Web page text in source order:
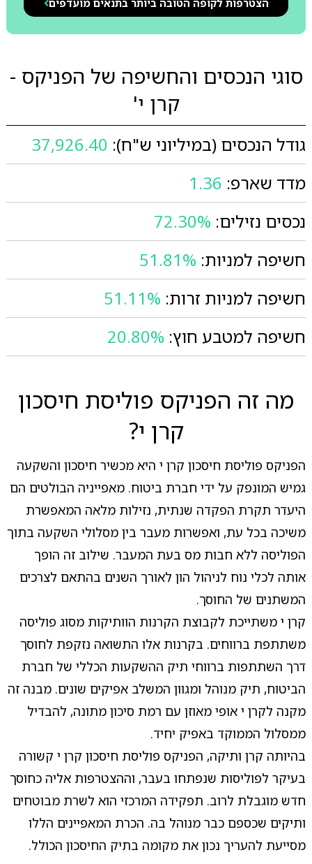
הצטרפות לקופה הטובה ביותר בתנאים מועדפים
סוגי הנכסים והחשיפה של הפניקס -
קרן י'
גודל הנכסים (במיליוני ש"ח): 37,926.40
מדד שארפ: 1.36
נכסים נזילים: 72.30%
חשיפה למניות: 51.81%
חשיפה למניות זרות: 51.11%
חשיפה למטבע חוץ: 20.80%
מה זה הפניקס פוליסת חיסכון
קרן י?
הפניקס פוליסת חיסכון קרן י היא מכשיר חיסכון והשקעה
גמיש המונפק על ידי חברת ביטוח. מאפייניה הבולטים הם
היעדר תקרת הפקדה שנתית, נזילות מלאה המאפשרת
משיכה בכל עת, ואפשרות מעבר בין מסלולי השקעה בתוך
הפוליסה ללא חבות מס בעת המעבר. שילוב זה הופך
אותה לכלי נוח לניהול הון לאורך השנים בהתאם לצרכים
המשתנים של החוסך.
קרן י משתייכת לקבוצת הקרנות הוותיקות מסוג פוליסה
משתתפת ברווחים. בקרנות אלו התשואה נזקפת לחוסך
דרך השתתפות ברווחי תיק ההשקעות הכללי של חברת
הביטוח, תיק מנוהל ומגוון המשלב אפיקים שונים. מבנה זה
מקנה לקרן י אופי מאוזן עם רמת סיכון מתונה, להבדיל
ממסלול הממוקד באפיק יחיד.
בהיותה קרן ותיקה, הפניקס פוליסת חיסכון קרן י קשורה
בעיקר לפוליסות שנפתחו בעבר, וההצטרפות אליה כחוסך
חדש מוגבלת לרוב. תפקידה המרכזי הוא לשרת מבוטחים
ותיקים שכספם כבר מנוהל בה. הכרת המאפיינים הללו
מסייעת להעריך נכון את מקומה בתיק החיסכון הכולל.